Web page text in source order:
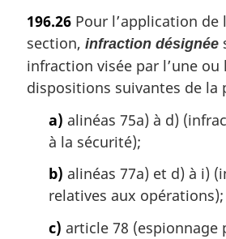
t
e
m
a
r
196.26 Pour l’application de
section, infraction désignée
infraction visée par l’une ou
dispositions suivantes de la
a) alinéas 75a) à d)
à la sécurité);
b) alinéas 77a) et d) à i)
relatives aux opérations);
c) article 78 (espionnage